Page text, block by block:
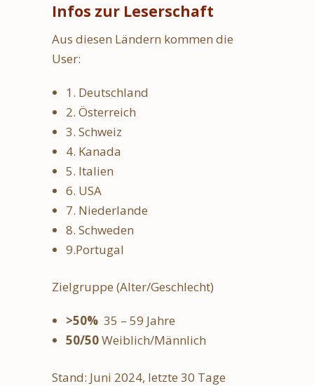
Infos zur Leserschaft
Aus diesen Ländern kommen die
User:
1. Deutschland
2. Österreich
3. Schweiz
4. Kanada
5. Italien
6. USA
7. Niederlande
8. Schweden
9.Portugal
Zielgruppe (Alter/Geschlecht)
>50% 35 – 59 Jahre
50/50Weiblich/Männlich
Stand: Juni 2024, letzte 30 Tage